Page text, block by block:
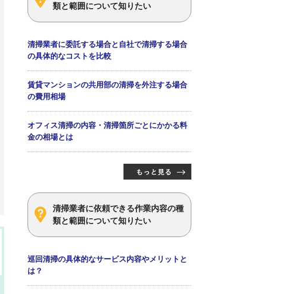
類と範囲について知りたい
清掃業者に委託する場合と自社で清掃する場合
の具体的なコストを比較
賃貸マンションの共用部の清掃を外注する場合
の費用相場
オフィス清掃の内容・清掃箇所ごとにかかる料
金の相場とは
清掃業者に依頼できる作業内容の種
類と範囲について知りたい
巡回清掃の具体的なサービス内容やメリットと
は？